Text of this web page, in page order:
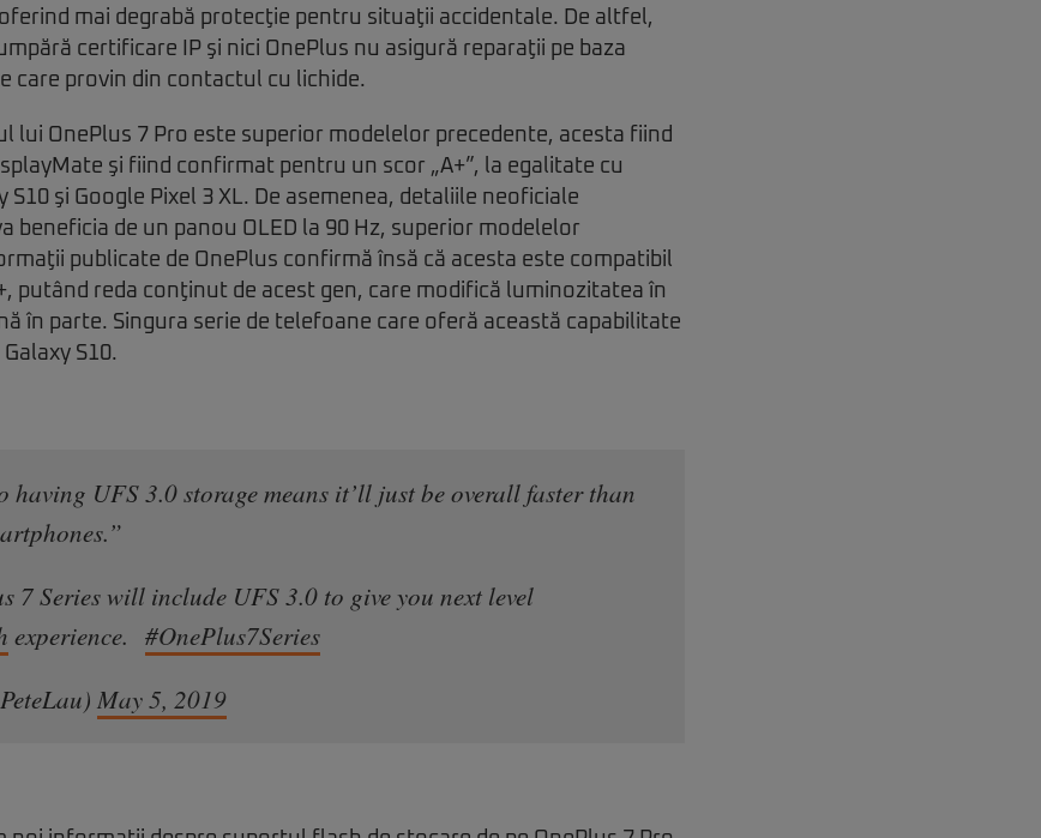
mai degrabă protecţie pentru situaţii accidentale. De altfel,
certificare IP şi nici OnePlus nu asigură reparaţii pe baza
care provin din contactul cu lichide.
lui OnePlus 7 Pro este superior modelelor precedente, acesta fiind
şi fiind confirmat pentru un scor „A+”, la egalitate cu
S10 şi Google Pixel 3 XL. De asemenea, detaliile neoficiale
beneficia de un panou OLED la 90 Hz, superior modelelor
publicate de OnePlus confirmă însă că acesta este compatibil
putând reda conţinut de acest gen, care modifică luminozitatea în
în parte. Singura serie de telefoane care oferă această capabilitate
S10.
having UFS 3.0 storage means it’ll just be overall faster than
7 Series will include UFS 3.0 to give you next level
experience. #OnePlus7Series
May 5, 2019